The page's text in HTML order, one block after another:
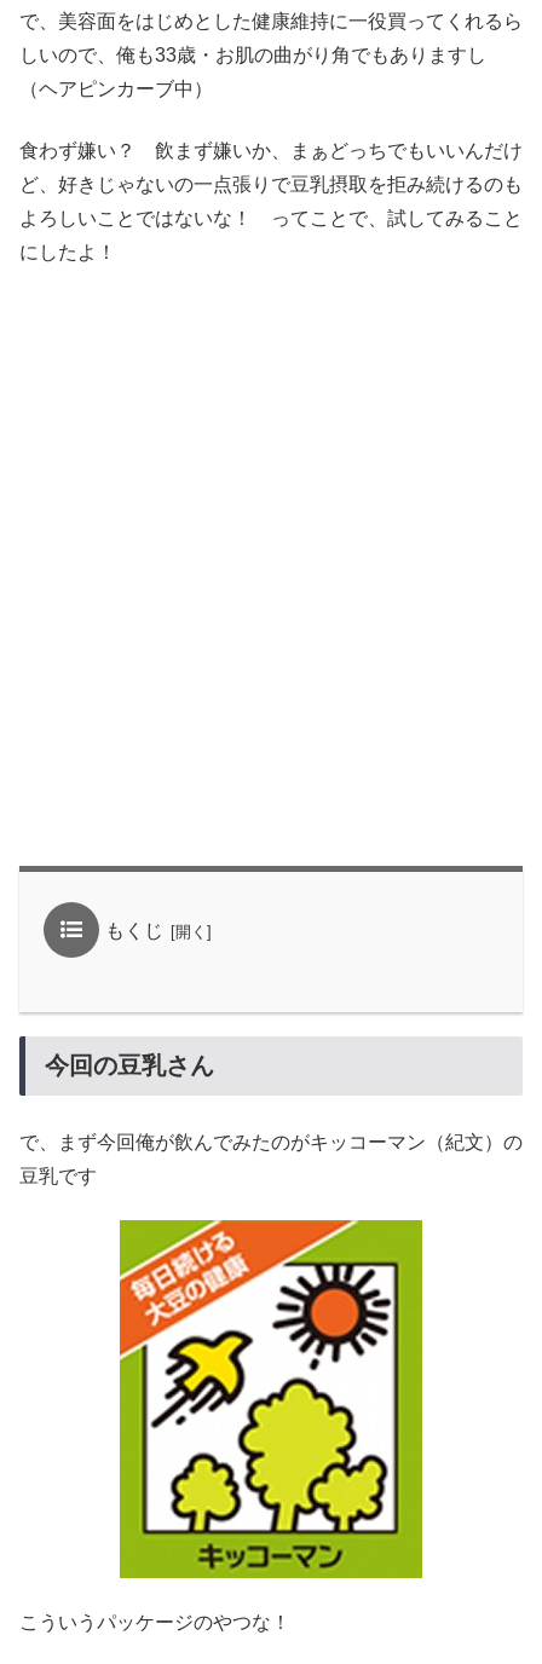
で、美容面をはじめとした健康維持に一役買ってくれるら
しいので、俺も33歳・お肌の曲がり角でもありますし
（ヘアピンカーブ中）
食わず嫌い？ 飲まず嫌いか、まぁどっちでもいいんだけ
ど、好きじゃないの一点張りで豆乳摂取を拒み続けるのも
よろしいことではないな！ ってことで、試してみること
にしたよ！
もくじ
今回の豆乳さん
で、まず今回俺が飲んでみたのがキッコーマン（紀文）の
豆乳です
こういうパッケージのやつな！